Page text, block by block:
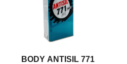
BODY ANTISIL 771